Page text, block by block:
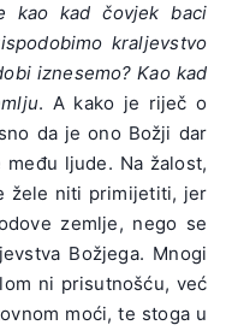
kao kad čovjek baci
kraljevstvo
iznesemo? Kao kad
. A kako je riječ o
da je ono Božji dar
ljude. Na žalost,
žele niti primijetiti, jer
zemlje, nego se
Božjega. Mnogi
ni prisutnošću, već
moći, te stoga u